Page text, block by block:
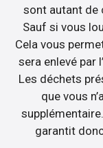
sont autant de
Sauf si vous
Cela vous
sera enlevé par
Les déchets
que vous
garantit